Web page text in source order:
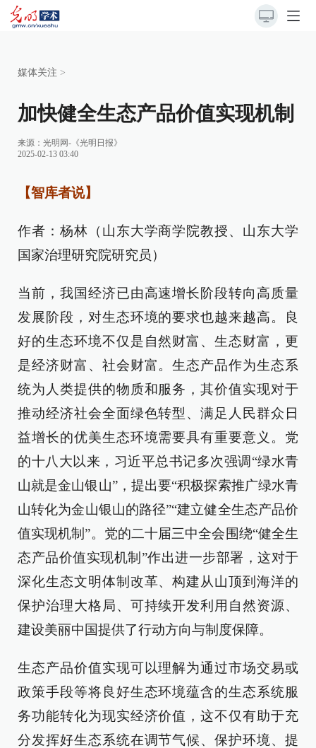
媒体关注 >
加快健全生态产品价值实现机制
来源： 光明网-《光明日报》
2025-02-13 03:40
【智库者说】
作者：杨林（山东大学商学院教授、山东大学
国家治理研究院研究员）
当前，我国经济已由高速增长阶段转向高质量
发展阶段，对生态环境的要求也越来越高。良
好的生态环境不仅是自然财富、生态财富，更
是经济财富、社会财富。生态产品作为生态系
统为人类提供的物质和服务，其价值实现对于
推动经济社会全面绿色转型、满足人民群众日
益增长的优美生态环境需要具有重要意义。党
的十八大以来，习近平总书记多次强调“绿水青
山就是金山银山”，提出要“积极探索推广绿水青
山转化为金山银山的路径”“建立健全生态产品价
值实现机制”。党的二十届三中全会围绕“健全生
态产品价值实现机制”作出进一步部署，这对于
深化生态文明体制改革、构建从山顶到海洋的
保护治理大格局、可持续开发利用自然资源、
建设美丽中国提供了行动方向与制度保障。
生态产品价值实现可以理解为通过市场交易或
政策手段等将良好生态环境蕴含的生态系统服
务功能转化为现实经济价值，这不仅有助于充
分发挥好生态系统在调节气候、保护环境、提